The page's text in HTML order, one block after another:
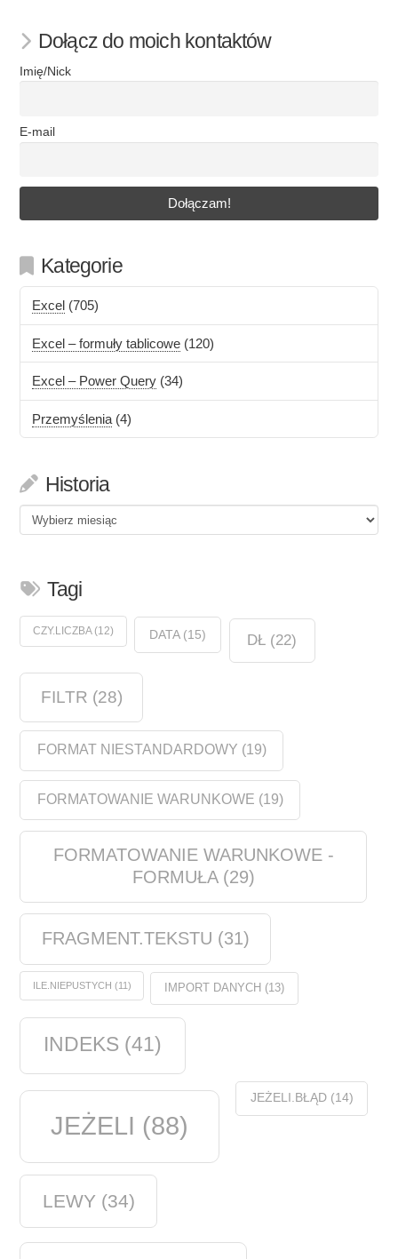
Dołącz do moich kontaktów
Imię/Nick
E-mail
Kategorie
Excel (705)
Excel – formuły tablicowe (120)
Excel – Power Query (34)
Przemyślenia (4)
Historia
Historia
Tagi
CZY.LICZBA(12) DATA(15) DŁ (22)
FILTR (28)
FORMAT NIESTANDARDOWY (19)
FORMATOWANIE WARUNKOWE (19)
FORMATOWANIE WARUNKOWE -
FORMUŁA(29)
FRAGMENT.TEKSTU (31)
ILE.NIEPUSTYCH (11) IMPORT DANYCH (13)
INDEKS (41)
JEŻELI (88)
JEŻELI.BŁĄD(14)
LEWY (34)